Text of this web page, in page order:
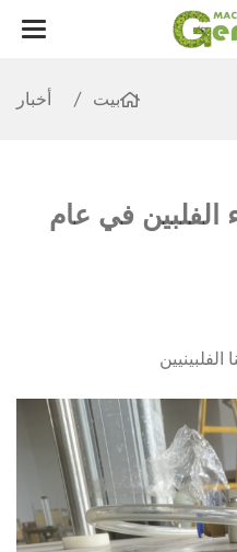
بيت أخبار
الفلبين في عام